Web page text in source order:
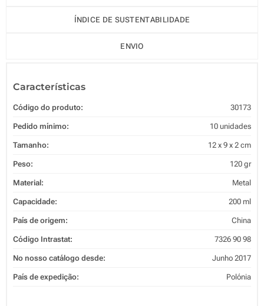
ÍNDICE DE SUSTENTABILIDADE
ENVIO
Características
Código do produto: 30173
Pedido mínimo: 10 unidades
Tamanho: 12 x 9 x 2 cm
Peso: 120 gr
Material: Metal
Capacidade: 200 ml
País de origem: China
Código Intrastat: 7326 90 98
No nosso catálogo desde: Junho 2017
País de expedição: Polónia